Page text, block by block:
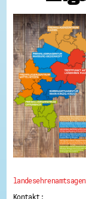
Kontakt: